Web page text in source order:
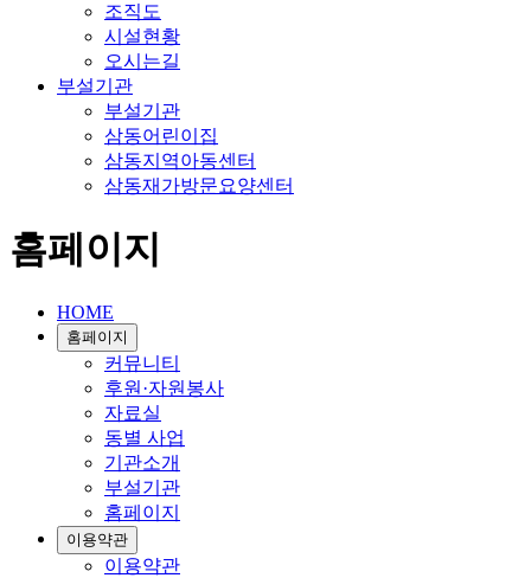
조직도
시설현황
오시는길
부설기관
부설기관
삼동어린이집
삼동지역아동센터
삼동재가방문요양센터
홈페이지
HOME
홈페이지
커뮤니티
후원·자원봉사
자료실
동별 사업
기관소개
부설기관
홈페이지
이용약관
이용약관